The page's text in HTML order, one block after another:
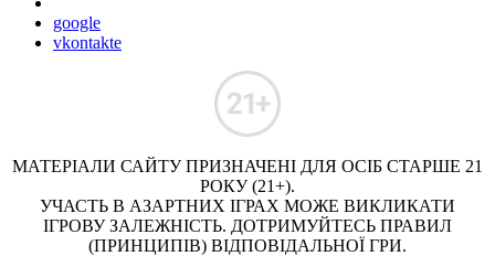
google
vkontakte
МАТЕРІАЛИ САЙТУ ПРИЗНАЧЕНІ ДЛЯ ОСІБ СТАРШЕ 21
РОКУ (21+).
УЧАСТЬ В АЗАРТНИХ ІГРАХ МОЖЕ ВИКЛИКАТИ
ІГРОВУ ЗАЛЕЖНІСТЬ. ДОТРИМУЙТЕСЬ ПРАВИЛ
(ПРИНЦИПІВ) ВІДПОВІДАЛЬНОЇ ГРИ.